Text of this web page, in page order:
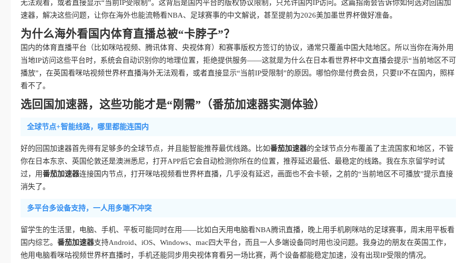
无法观看，或者直接显示“当前IP受限制”。这背后是国内平台的版权协议限制，只允许国内IP访问。这篇指南会告诉你如何选对回国加
速器，解决这些问题，让你在海外也能流畅看NBA、足球赛事的中文解说，甚至提前为2026美加墨世界杯做好准备。
为什么海外看国内体育直播总被“卡脖子”？
国内的体育直播平台（比如咪咕视频、腾讯体育、央视体育）和赛事版权方签订的协议，通常只覆盖中国大陆地区。所以当你在海外用
当地IP访问这些平台时，系统会自动识别你的地理位置，拒绝提供服务——这就是为什么在日本看世界杯中文直播会提示“当前地区不可
播放”，在英国看咪咕视频世界杯直播海外无法观看，或者直接显示“当前IP受限制”的原因。哪怕你是付费会员，只要IP不在国内，照样
看不了。
选回国加速器，这些功能才是“刚需”（番茄加速器实测体验）
全球节点+智能线路，哪里都能连国内
好的回国加速器首先得有足够多的全球节点，并且能智能推荐最优线路。比如番茄加速器的全球节点分布覆盖了主流国家和地区，不管
你在日本东京、英国伦敦还是澳洲悉尼，打开APP后它会自动检测你所在的位置，推荐延迟最低、最稳定的线路。我在东京留学时试
过，用番茄加速器连接国内节点，打开咪咕视频看世界杯直播，几乎没有延迟，画面也不会卡顿，之前的“当前地区不可播放”提示直接
消失了。
多平台多设备支持，一人用多端不冲突
留学生的生活里，电脑、手机、平板可能同时在用——比如白天用电脑看NBA腾讯直播，晚上用手机刷咪咕的足球赛事，周末用平板看
国内综艺。 番茄加速器支持Android、iOS、Windows、mac四大平台，而且一人多端设备同时用也没问题。我身边的朋友在英国工作，
他用电脑看咪咕视频世界杯直播时，手机还能同步用央视体育看另一场比赛，两个设备都能稳定加速，没有出现IP受限的情况。